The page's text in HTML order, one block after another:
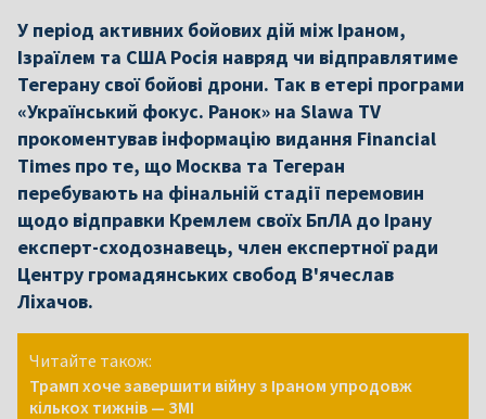
У період активних бойових дій між Іраном,
Ізраїлем та США Росія навряд чи відправлятиме
Тегерану свої бойові дрони. Так в етері програми
«Український фокус. Ранок» на Slawa TV
прокоментував інформацію видання Financial
Times про те, що Москва та Тегеран
перебувають на фінальній стадії перемовин
щодо відправки Кремлем своїх БпЛА до Ірану
експерт-сходознавець, член експертної ради
Центру громадянських свобод В'ячеслав
Ліхачов.
Читайте також:
Трамп хоче завершити війну з Іраном упродовж
кількох тижнів — ЗМІ